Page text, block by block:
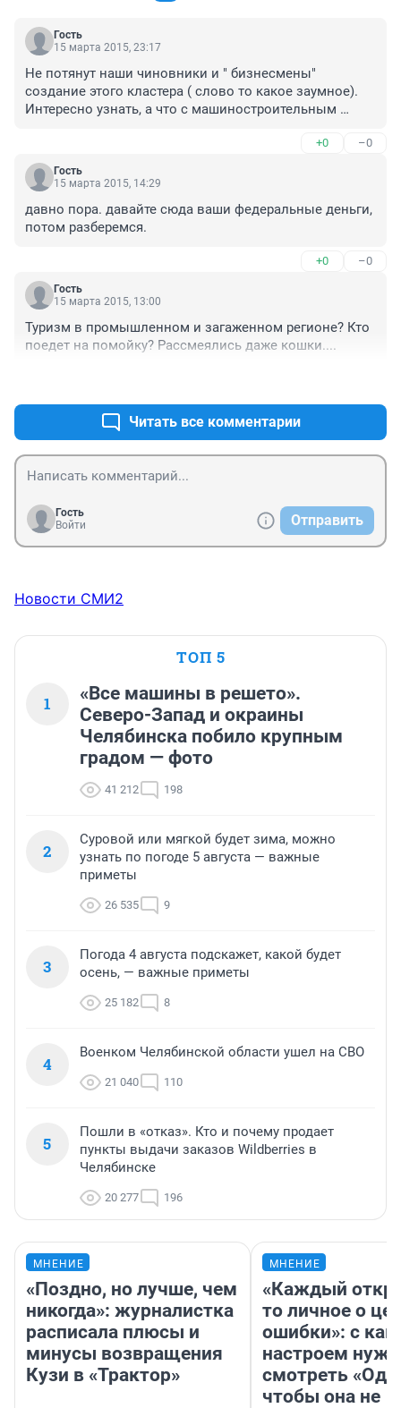
Гость
15 марта 2015, 23:17
Не потянут наши чиновники и " бизнесмены"
создание этого кластера ( слово то какое заумное).
Интересно узнать, а что с машиностроительным
Челябинске сделали? А со строительным кластером в
малых городах и ЗАТО по приемлемой для молодых
семей цене квадратного метра? Что то не успеваем
одного крупного завода. Одни сокращения. Область
даже не может создать систему внутренней
+0 –0
Гость
15 марта 2015, 14:29
давно пора. давайте сюда ваши федеральные деньги,
потом разберемся.
+0 –0
Гость
15 марта 2015, 13:00
Туризм в промышленном и загаженном регионе? Кто
поедет на помойку? Рассмеялись даже кошки....
Читать все комментарии
Гость
Войти
Отправить
Новости СМИ2
ТОП 5
1
«Все машины в решето».
Северо-Запад и окраины
Челябинска побило крупным
градом — фото
41 212 198
2
Суровой или мягкой будет зима, можно
узнать по погоде 5 августа — важные
приметы
26 535 9
3
Погода 4 августа подскажет, какой будет
осень, — важные приметы
25 182 8
4
Военком Челябинской области ушел на СВО
21 040 110
5
Пошли в «отказ». Кто и почему продает
пункты выдачи заказов Wildberries в
Челябинске
20 277 196
МНЕНИЕ
«Поздно, но лучше, чем
никогда»: журналистка
расписала плюсы и
минусы возвращения
Кузи в «Трактор»
МНЕНИЕ
«Каждый
то личное о
ошибки»: с
настроем
смотреть
чтобы она не